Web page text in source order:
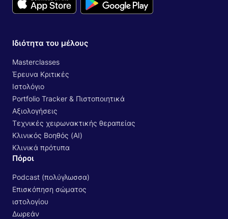
Ιδιότητα του μέλους
Masterclasses
Έρευνα Κριτικές
Ιστολόγιο
Portfolio Tracker & Πιστοποιητικά
Αξιολογήσεις
Τεχνικές χειρωνακτικής θεραπείας
Κλινικός Βοηθός (AI)
Κλινικά πρότυπα
Πόροι
Podcast (πολύγλωσσα)
Επισκόπηση σώματος
ιστολογίου
Δωρεάν